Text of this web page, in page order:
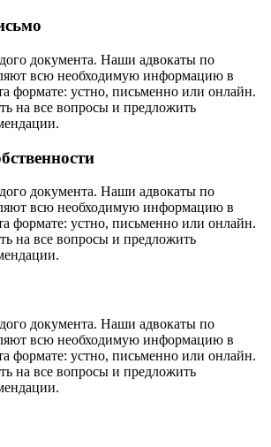
документа. Наши адвокаты по
всю необходимую информацию в
формате: устно, письменно или онлайн.
на все вопросы и предложить
документа. Наши адвокаты по
всю необходимую информацию в
формате: устно, письменно или онлайн.
на все вопросы и предложить
документа. Наши адвокаты по
всю необходимую информацию в
формате: устно, письменно или онлайн.
на все вопросы и предложить